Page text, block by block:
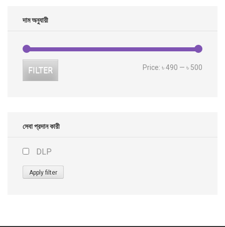
দাম অনুযায়ী
FILTER Price: ৳ 490 — ৳ 500
সেবা প্রদান কারী
DLP
Apply filter